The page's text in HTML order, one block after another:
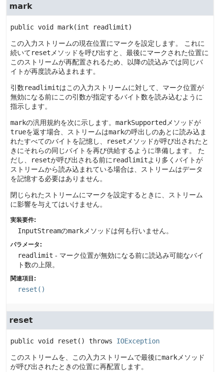
mark
public void mark(int readlimit)
この入力ストリームの現在位置にマークを設定します。
これに
続いてreset メソッドを呼び出すと、最後にマークされた位置に
このストリームが再配置されるため、以降の読込みでは同じバ
イトが再度読み込まれます。
引数readlimitはこの入力ストリームに対して、マーク位置が
無効になる前にこの引数が指定するバイト数を読み込むように
指示します。
markの汎用規約を次に示します。 markSupported メソッドが
trueを返す場合、ストリームはmarkの呼出しのあとに読み込ま
れたすべてのバイトを記憶し、
reset メソッドが呼び出されたと
きにそれらの同じバイトを再び供給するように準備します。
た
だし、
resetが呼び出される前に readlimitより多くバイトが
ストリームから読み込まれている場合は、ストリームはデータ
を記憶する必要はありません。
閉じられたストリームにマークを設定するときに、ストリーム
に影響を与えてはいけません。
実装要件:
InputStreamのmark メソッドは何も行いません。
パラメータ:
readlimit - マーク位置が無効になる前に読込み可能なバイ
ト数の上限。
関連項目:
reset()
reset
public void reset () throws IOException
このストリームを、この入力ストリームで最後にmark メソッド
が呼び出されたときの位置に再配置します。